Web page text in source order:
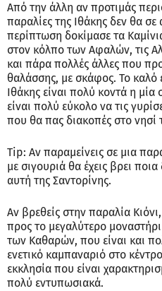
Από την άλλη αν προτιμάς
παραλίες της Ιθάκης δεν θα
περίπτωση δοκίμασε τα
στον κόλπο των Αφαλών, τις
και πάρα πολλές άλλες που
θαλάσσης, με σκάφος. Το καλό
Ιθάκης είναι πολύ κοντά η μία
είναι πολύ εύκολο να τις
που θα πας διακοπές στο νησί
Tip: Αν παραμείνεις σε μια
με σιγουριά θα έχεις βρει
αυτή της Σαντορίνης.
Αν βρεθείς στην παραλία
προς το μεγαλύτερο
των Καθαρών, που είναι και
ενετικό καμπαναριό στο
εκκλησία που είναι
πολύ εντυπωσιακά.